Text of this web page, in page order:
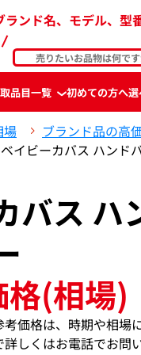
ランド名、モデル、型
品目一覧 初めての方へ
場 ブランド品の高
イビーカバス ハンド
バス ハ
(相場)
価格は、時期や相場
しくはお電話でお問